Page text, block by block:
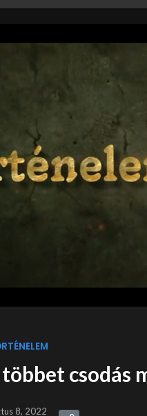
csodás
8, 2022